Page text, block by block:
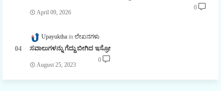
April 09, 2026
0
Upayuktha ಲೇಖನಗಳು
ಸವಾಲುಗಳನ್ನು ಗೆದ್ದು ಬೀಗಿದ ಇಸ್ರೋ
August 25, 2023
0